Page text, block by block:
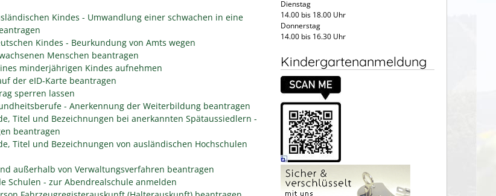
Kindes - Umwandlung einer schwachen in eine
Kindes - Beurkundung von Amts wegen
Menschen beantragen
minderjährigen Kindes aufnehmen
der eID-Karte beantragen
sperren lassen
- Anerkennung der Weiterbildung beantragen
Titel und Bezeichnungen bei anerkannten Spätaussiedlern -
beantragen
Titel und Bezeichnungen von ausländischen Hochschulen
außerhalb von Verwaltungsverfahren beantragen
Schulen - zur Abendrealschule anmelden
Dienstag
14.00 bis 18.00 Uhr
Donnerstag
14.00 bis 16.30 Uhr
Kindergartenanmeldung